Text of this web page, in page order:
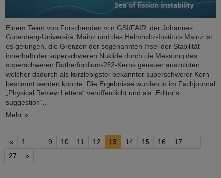
Einem Team von Forschenden von GSI/FAIR, der Johannes
Gutenberg-Universität Mainz und des Helmholtz-Instituts Mainz ist
es gelungen, die Grenzen der sogenannten Insel der Stabilität
innerhalb der superschweren Nuklide durch die Messung des
superschweren Rutherfordium-252-Kerns genauer auszuloten,
welcher dadurch als kurzlebigster bekannter superschwerer Kern
bestimmt werden konnte. Die Ergebnisse wurden in im Fachjournal
„Physical Review Letters“ veröffentlicht und als „Editor's
suggestion“…
Mehr »
« 1 9 10 11 12 13 14 15 16 17
27
»